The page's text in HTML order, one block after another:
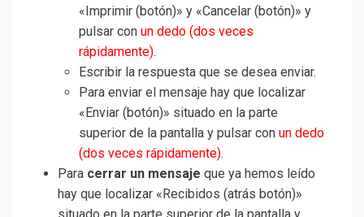
«Imprimir (botón)» y «Cancelar (botón)» y
pulsar con un dedo (dos veces
rápidamente).
Escribir la respuesta que se desea enviar.
Para enviar el mensaje hay que localizar
«Enviar (botón)» situado en la parte
superior de la pantalla y pulsar con un dedo
(dos veces rápidamente).
Para cerrar un mensaje que ya hemos leído
hay que localizar «Recibidos (atrás botón)»